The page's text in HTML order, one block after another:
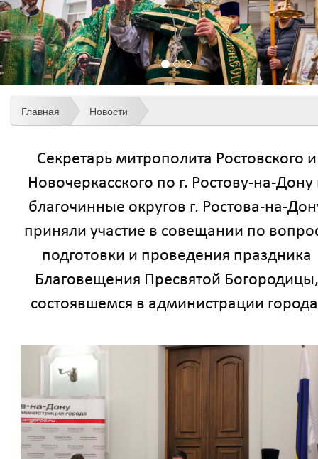
Главная Новости
Секретарь митрополита Ростовского и
Новочеркасского по г. Ростову-на-Дону
благочинные округов г. Ростова-на-
приняли участие в совещании по
подготовки и проведения праздника
Благовещения Пресвятой Богородицы,
состоявшемся в администрации